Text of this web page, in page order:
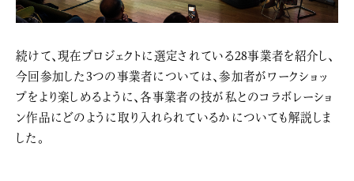
続けて、現在プロジェクトに選定されている28事業者を紹介し、
今回参加した3つの事業者については、参加者がワークショッ
プをより楽しめるように、各事業者の技が私とのコラボレーショ
ン作品にどのように取り入れられているかについても解説しま
した。